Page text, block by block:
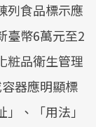
列食品標示應
臺幣6萬元至2
粧品衛生管理
器應明顯標
、「用法」